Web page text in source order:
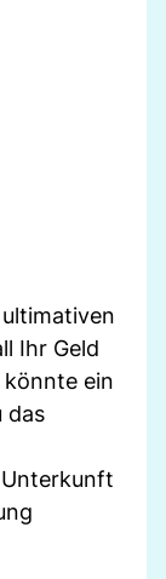
Ihr Geld
könnte ein
das